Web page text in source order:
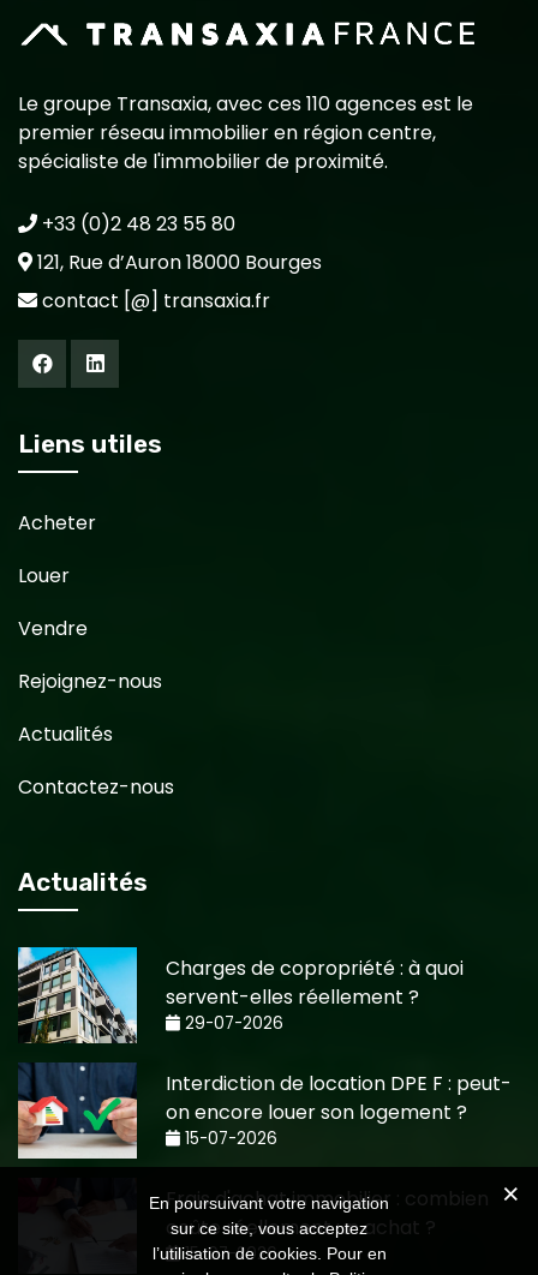
Le groupe Transaxia, avec ces 110 agences est le
premier réseau immobilier en région centre,
spécialiste de l'immobilier de proximité.
+33 (0)2 48 23 55 80
121, Rue d’Auron 18000 Bourges
contact [@] transaxia.fr
Liens utiles
Acheter
Louer
Vendre
Rejoignez-nous
Actualités
Contactez-nous
Actualités
Charges de copropriété : à quoi
servent-elles réellement ?
29-07-2026
Interdiction de location DPE F : peut-
on encore louer son logement ?
15-07-2026
Frais d'achat immobilier : combien
coûte réellement un achat ?
15-07-2026
En poursuivant votre navigation
sur ce site, vous acceptez
l’utilisation de cookies. Pour en